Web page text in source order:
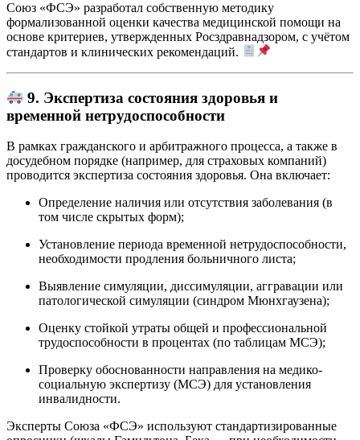
Союз «ФСЭ» разработал собственную методику
формализованной оценки качества медицинской помощи на
основе критериев, утвержденных Росздравнадзором, с учётом
стандартов и клинических рекомендаций.
9. Экспертиза состояния здоровья и
временной нетрудоспособности
В рамках гражданского и арбитражного процесса, а также в
досудебном порядке (например, для страховых компаний)
проводится экспертиза состояния здоровья. Она включает:
Определение наличия или отсутствия заболевания (в
том числе скрытых форм);
Установление периода временной нетрудоспособности,
необходимости продления больничного листа;
Выявление симуляции, диссимуляции, аггравации или
патологической симуляции (синдром Мюнхгаузена);
Оценку стойкой утраты общей и профессиональной
трудоспособности в процентах (по таблицам МСЭ);
Проверку обоснованности направления на медико-
социальную экспертизу (МСЭ) для установления
инвалидности.
Эксперты Союза «ФСЭ» используют стандартизированные